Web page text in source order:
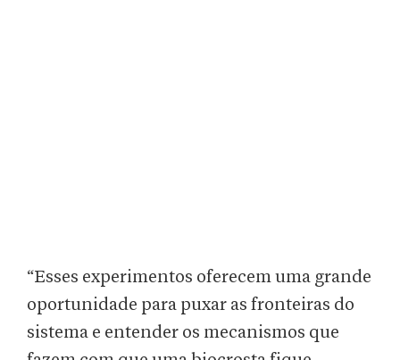
“Esses experimentos oferecem uma grande
oportunidade para puxar as fronteiras do
sistema e entender os mecanismos que